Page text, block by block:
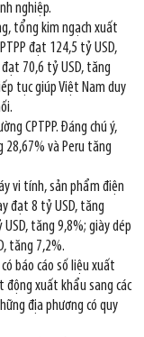
nghiệp.
tổng kim ngạch xuất
đạt 124,5 tỷ USD,
70,6 tỷ USD, tăng
tục giúp Việt Nam duy
CPTPP. Đáng chú ý,
28,67% và Peru tăng
vi tính, sản phẩm điện
đạt 8 tỷ USD, tăng
tăng 9,8%; giày dép
tăng 7,2%.
báo cáo số liệu xuất
xuất khẩu sang các
địa phương có quy